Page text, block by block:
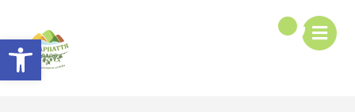
Відкрити Панель інструментів